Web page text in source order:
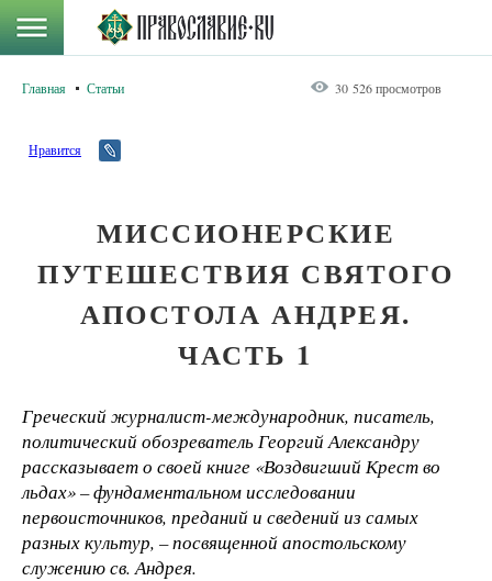
Главная Статьи 30 526 просмотров
Нравится
МИССИОНЕРСКИЕ
ПУТЕШЕСТВИЯ СВЯТОГО
АПОСТОЛА АНДРЕЯ.
ЧАСТЬ 1
Греческий журналист-международник, писатель,
политический обозреватель Георгий Александру
рассказывает о своей книге «Воздвигший Крест во
льдах» – фундаментальном исследовании
первоисточников, преданий и сведений из самых
разных культур, – посвященной апостольскому
служению св. Андрея.